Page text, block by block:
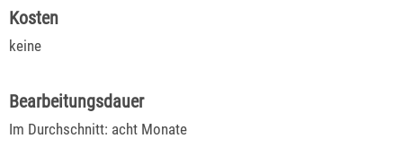
Kosten
keine
Bearbeitungsdauer
Im Durchschnitt: acht Monate